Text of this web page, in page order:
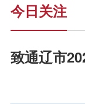
今日关注
致通辽市